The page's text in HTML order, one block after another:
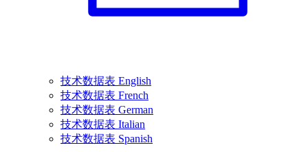
技术数据表 English
技术数据表 French
技术数据表 German
技术数据表 Italian
技术数据表 Spanish